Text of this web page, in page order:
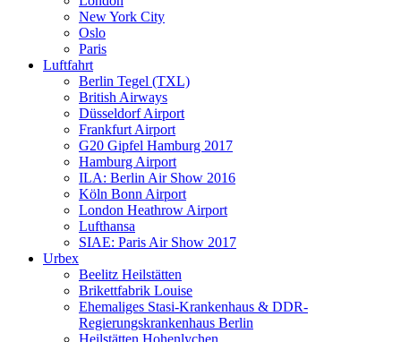
New York City
Oslo
Paris
Luftfahrt
Berlin Tegel (TXL)
British Airways
Düsseldorf Airport
Frankfurt Airport
G20 Gipfel Hamburg 2017
Hamburg Airport
ILA: Berlin Air Show 2016
Köln Bonn Airport
London Heathrow Airport
Lufthansa
SIAE: Paris Air Show 2017
Urbex
Beelitz Heilstätten
Brikettfabrik Louise
Ehemaliges Stasi-Krankenhaus & DDR-
Regierungskrankenhaus Berlin
Heilstätten Hohenlychen